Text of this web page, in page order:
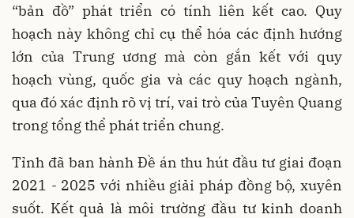
“bản đồ” phát triển có tính liên kết cao. Quy
hoạch này không chỉ cụ thể hóa các định hướng
lớn của Trung ương mà còn gắn kết với quy
hoạch vùng, quốc gia và các quy hoạch ngành,
qua đó xác định rõ vị trí, vai trò của Tuyên Quang
trong tổng thể phát triển chung.
Tỉnh đã ban hành Đề án thu hút đầu tư giai đoạn
2021 - 2025 với nhiều giải pháp đồng bộ, xuyên
suốt. Kết quả là môi trường đầu tư kinh doanh